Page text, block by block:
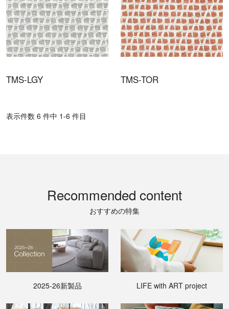
TMS-LGY TMS-TOR
表⽰件数 6 件中 1-6 件目
Recommended content
おすすめの特集
2025-26新製品 LIFE with ART project